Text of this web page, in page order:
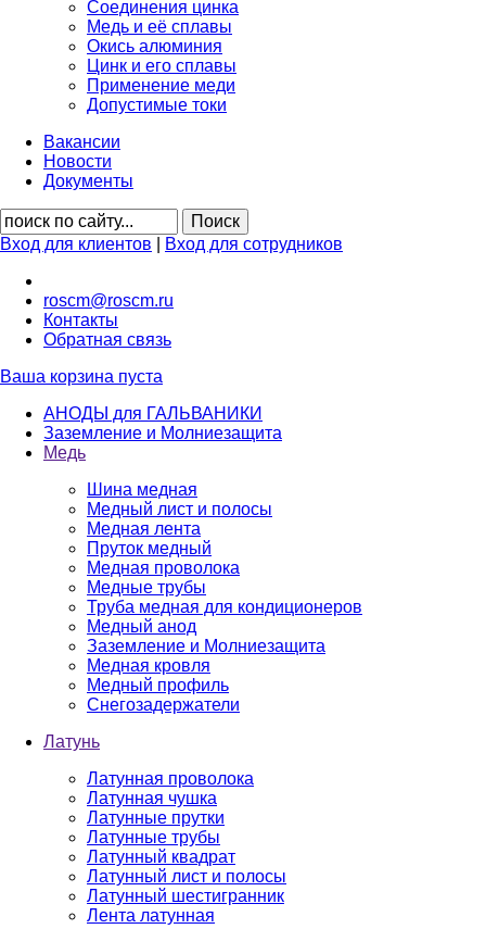
Соединения цинка
Медь и её сплавы
Окись алюминия
Цинк и его сплавы
Применение меди
Допустимые токи
Вакансии
Новости
Документы
Вход для клиентов Вход для сотрудников
roscm@roscm.ru
Контакты
Обратная связь
Ваша корзина пуста
АНОДЫ для ГАЛЬВАНИКИ
Заземление и Молниезащита
Медь
Шина медная
Медный лист и полосы
Медная лента
Пруток медный
Медная проволока
Медные трубы
Труба медная для кондиционеров
Медный анод
Заземление и Молниезащита
Медная кровля
Медный профиль
Снегозадержатели
Латунь
Латунная проволока
Латунная чушка
Латунные прутки
Латунные трубы
Латунный квадрат
Латунный лист и полосы
Латунный шестигранник
Лента латунная